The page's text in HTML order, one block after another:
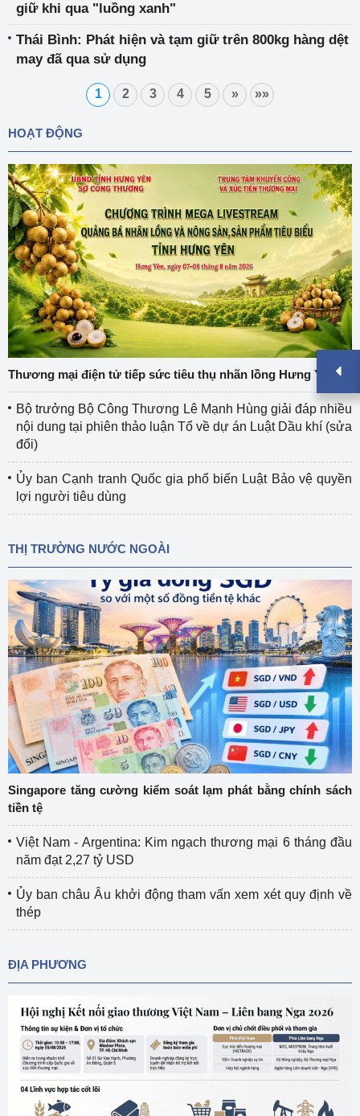
giữ khi qua "luồng xanh"
Thái Bình: Phát hiện và tạm giữ trên 800kg hàng dệt
may đã qua sử dụng
1 2 3 4 5 » »»
HOẠT ĐỘNG
Thương mại điện tử tiếp sức tiêu thụ nhãn lồng Hưng Yên
Bộ trưởng Bộ Công Thương Lê Mạnh Hùng giải đáp nhiều
nội dung tại phiên thảo luận Tổ về dự án Luật Dầu khí (sửa
đổi)
Ủy ban Cạnh tranh Quốc gia phổ biến Luật Bảo vệ quyền
lợi người tiêu dùng
THỊ TRƯỜNG NƯỚC NGOÀI
Singapore tăng cường kiểm soát lạm phát bằng chính sách
tiền tệ
Việt Nam - Argentina: Kim ngạch thương mại 6 tháng đầu
năm đạt 2,27 tỷ USD
Ủy ban châu Âu khởi động tham vấn xem xét quy định về
thép
ĐỊA PHƯƠNG